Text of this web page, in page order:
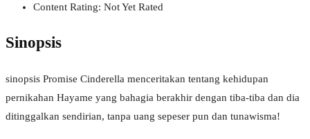
Content Rating: Not Yet Rated
Sinopsis
sinopsis Promise Cinderella menceritakan tentang kehidupan
pernikahan Hayame yang bahagia berakhir dengan tiba-tiba dan dia
ditinggalkan sendirian, tanpa uang sepeser pun dan tunawisma!